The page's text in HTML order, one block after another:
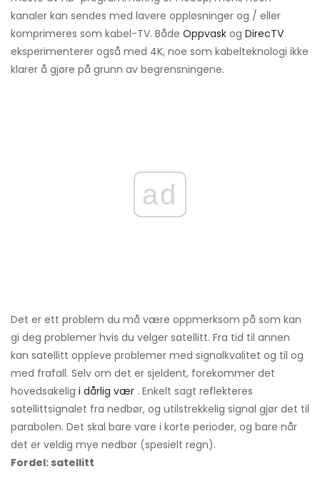
kanaler kan sendes med lavere oppløsninger og / eller
komprimeres som kabel-TV. Både Oppvask og DirecTV
eksperimenterer også med 4K, noe som kabelteknologi ikke
klarer å gjøre på grunn av begrensningene.
ad
Det er ett problem du må være oppmerksom på som kan
gi deg problemer hvis du velger satellitt. Fra tid til annen
kan satellitt oppleve problemer med signalkvalitet og til og
med frafall. Selv om det er sjeldent, forekommer det
hovedsakelig i dårlig vær . Enkelt sagt reflekteres
satellittsignalet fra nedbør, og utilstrekkelig signal gjør det til
parabolen. Det skal bare vare i korte perioder, og bare når
det er veldig mye nedbør (spesielt regn).
Fordel: satellitt